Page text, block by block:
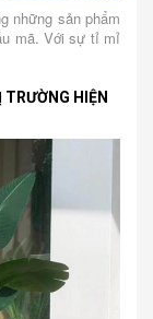
những sản phẩm
mã. Với sự tỉ mỉ
HIỆN